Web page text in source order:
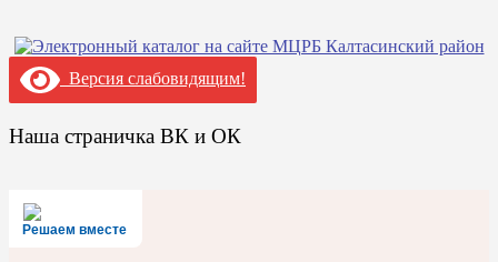
Версия слабовидящим!
Наша страничка ВК и ОК
Решаем вместе